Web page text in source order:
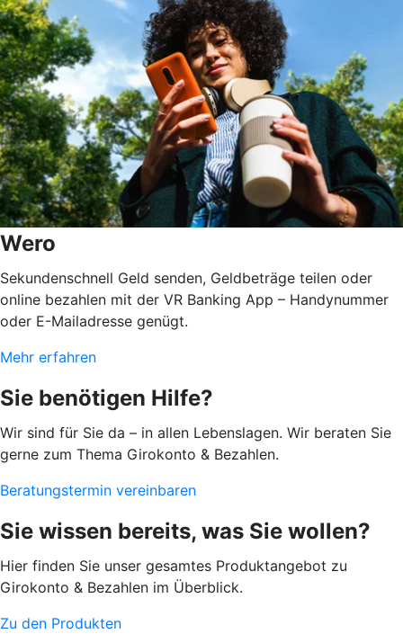
Wero
Sekundenschnell Geld senden, Geldbeträge teilen oder
online bezahlen mit der VR Banking App – Handynummer
oder E-Mailadresse genügt.
Mehr erfahren
Sie benötigen Hilfe?
Wir sind für Sie da – in allen Lebenslagen. Wir beraten Sie
gerne zum Thema Girokonto & Bezahlen.
Beratungstermin vereinbaren
Sie wissen bereits, was Sie wollen?
Hier finden Sie unser gesamtes Produktangebot zu
Girokonto & Bezahlen im Überblick.
Zu den Produkten